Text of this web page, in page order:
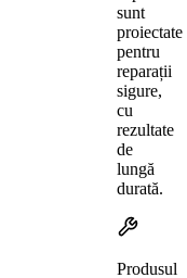
sunt
proiectate
pentru
reparații
sigure,
cu
rezultate
de
lungă
durată.
Produsul